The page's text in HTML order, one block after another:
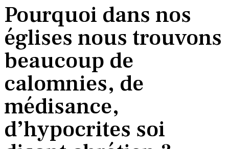
Pourquoi dans nos
églises nous trouvons
beaucoup de
calomnies, de
médisance,
d’hypocrites soi